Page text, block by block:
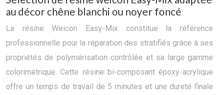
au décor chêne blanchi ou noyer foncé
La résine Weicon Easy-Mix constitue la référence
professionnelle pour la réparation des stratifiés grâce à ses
propriétés de polymérisation contrôlée et sa large gamme
colorimétrique. Cette résine bi-composant époxy-acrylique
offre un temps de travail de 5 minutes et une dureté finale